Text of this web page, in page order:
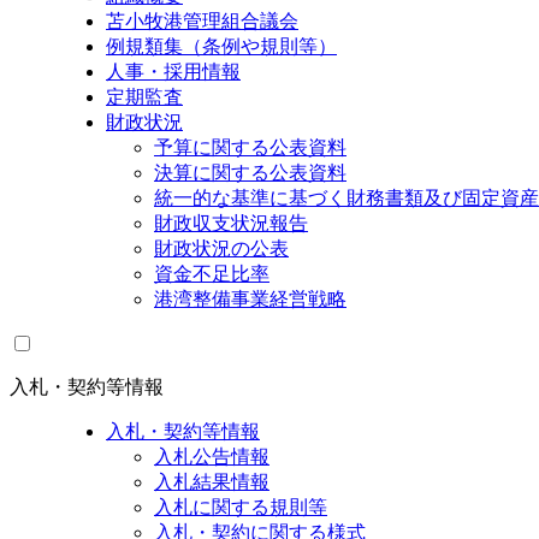
苫小牧港管理組合議会
例規類集（条例や規則等）
人事・採用情報
定期監査
財政状況
予算に関する公表資料
決算に関する公表資料
統一的な基準に基づく財務書類及び固定資
財政収支状況報告
財政状況の公表
資金不足比率
港湾整備事業経営戦略
入札・契約等情報
入札・契約等情報
入札公告情報
入札結果情報
入札に関する規則等
入札・契約に関する様式